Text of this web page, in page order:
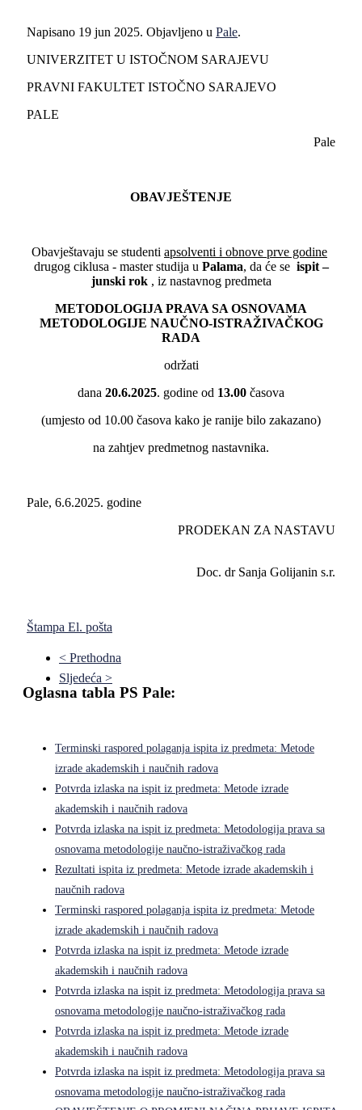
Napisano 19 jun 2025. Objavljeno u Pale.
UNIVERZITET U ISTOČNOM SARAJEVU
PRAVNI FAKULTET ISTOČNO SARAJEVO
PALE
Pale
OBAVJEŠTENJE
Obavještavaju se studenti apsolventi i obnove prve godine
drugog ciklusa - master studija u Palama, da će se ispit –
junski rok , iz nastavnog predmeta
METODOLOGIJA PRAVA SA OSNOVAMA
METODOLOGIJE NAUČNO-ISTRAŽIVAČKOG
RADA
održati
dana 20.6.2025. godine od 13.00 časova
(umjesto od 10.00 časova kako je ranije bilo zakazano)
na zahtjev predmetnog nastavnika.
Pale, 6.6.2025. godine
PRODEKAN ZA NASTAVU
Doc. dr Sanja Golijanin s.r.
Štampa El. pošta
< Prethodna
Sljedeća >
Oglasna tabla PS Pale:
Terminski raspored polaganja ispita iz predmeta: Metode
izrade akademskih i naučnih radova
Potvrda izlaska na ispit iz predmeta: Metode izrade
akademskih i naučnih radova
Potvrda izlaska na ispit iz predmeta: Metodologija prava sa
osnovama metodologije naučno-istraživačkog rada
Rezultati ispita iz predmeta: Metode izrade akademskih i
naučnih radova
Terminski raspored polaganja ispita iz predmeta: Metode
izrade akademskih i naučnih radova
Potvrda izlaska na ispit iz predmeta: Metode izrade
akademskih i naučnih radova
Potvrda izlaska na ispit iz predmeta: Metodologija prava sa
osnovama metodologije naučno-istraživačkog rada
Potvrda izlaska na ispit iz predmeta: Metode izrade
akademskih i naučnih radova
Potvrda izlaska na ispit iz predmeta: Metodologija prava sa
osnovama metodologije naučno-istraživačkog rada